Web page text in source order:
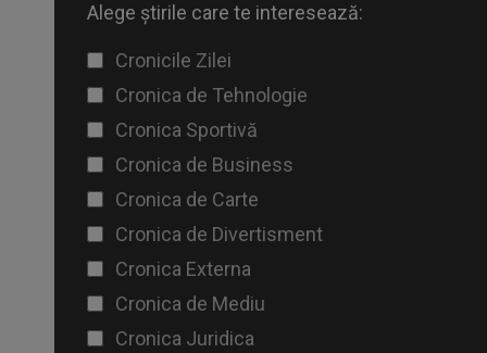
Alege știrile care te interesează:
Cronicile Zilei
Cronica de Tehnologie
Cronica Sportivă
Cronica de Business
Cronica de Carte
Cronica de Divertisment
Cronica Externa
Cronica de Mediu
Cronica Juridica